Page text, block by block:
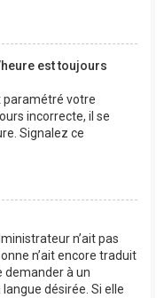
est toujours
paramétré votre
incorrecte, il se
Signalez ce
n’ait pas
n’ait encore traduit
demander à un
désirée. Si elle